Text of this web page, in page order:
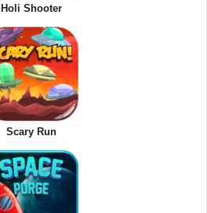
Holi Shooter
Scary Run